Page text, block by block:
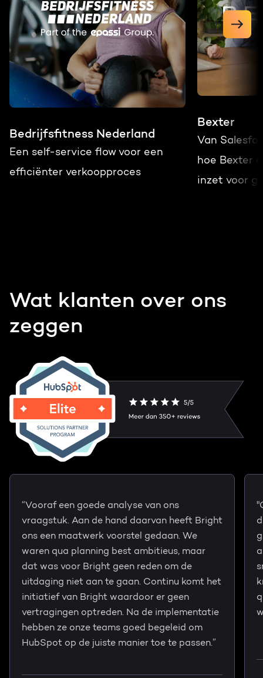
Bedrijfsfitness Nederland
Een self-service flow voor een
efficiënter verkoopproces
Bexter
Van
hoe Bexter
inzet voor
“Vooraf een goede analyse van ons
vraagstuk. Aan de hand daarvan heeft Bright
ons een maatwerk voorstel gedaan. We
waren qua planning best ambitieus, maar
dat was voor Bright geen reden om de
uitdaging niet aan te gaan. Continu komt het
initiatief van Bright waardoor er geen
vertragingen optreden. Na de implementatie
hebben ze onze teams goed begeleid om
HubSpot op de juiste manier toe te passen.”
Wat klanten over ons
zeggen